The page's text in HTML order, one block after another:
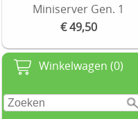
Winkelwagen (0)
Miniserver Gen. 1
€ 49,50